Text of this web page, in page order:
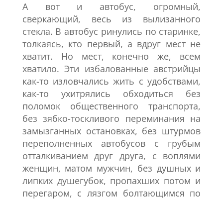
А вот и автобус, огромный,
сверкающий, весь из вылизанного
стекла. В автобус ринулись по старинке,
толкаясь, кто первый, а вдруг мест не
хватит. Но мест, конечно же, всем
хватило. Эти избалованные австрийцы
как-то изловчались жить с удобствами,
как-то ухитрялись обходиться без
поломок общественного транспорта,
без зябко-тоскливого переминания на
замызганных остановках, без штурмов
переполненных автобусов с грубым
отталкиванием друг друга, с воплями
женщин, матом мужчин, без душных и
липких душегубок, пропахших потом и
перегаром, с лязгом болтающимся по